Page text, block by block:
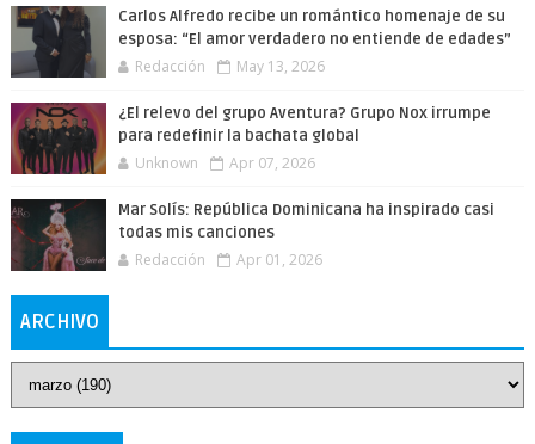
Carlos Alfredo recibe un romántico homenaje de su
esposa: “El amor verdadero no entiende de edades”
Redacción May 13, 2026
¿El relevo del grupo Aventura? Grupo Nox irrumpe
para redefinir la bachata global
Unknown Apr 07, 2026
Mar Solís: República Dominicana ha inspirado casi
todas mis canciones
Redacción Apr 01, 2026
ARCHIVO